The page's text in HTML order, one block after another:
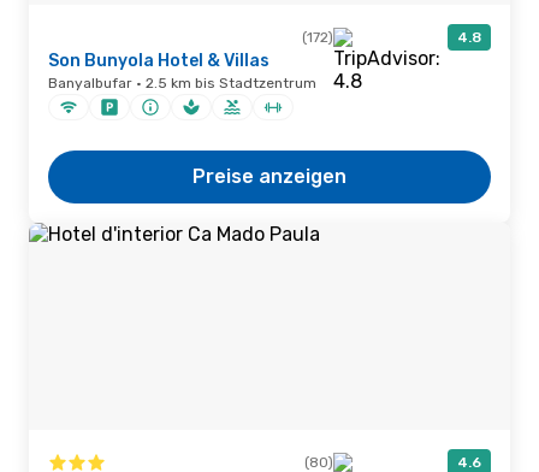
(172) 4.8
Son Bunyola Hotel & Villas
Banyalbufar · 2.5 km bis Stadtzentrum
Preise anzeigen
(80) 4.6